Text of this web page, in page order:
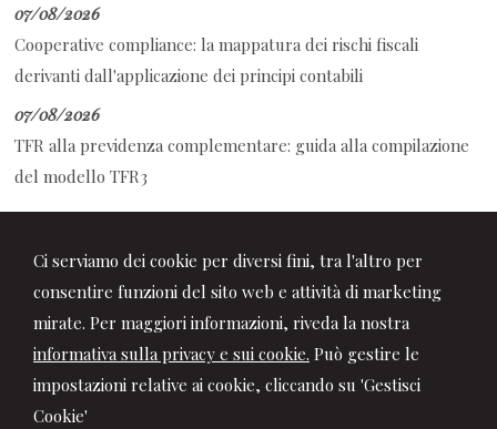
Ci serviamo dei cookie per diversi fini, tra l'altro per
consentire funzioni del sito web e attività di marketing
mirate. Per maggiori informazioni, riveda la nostra
informativa sulla privacy e sui cookie. Può gestire le
impostazioni relative ai cookie, cliccando su 'Gestisci
Cookie'
07/08/2026
Cooperative compliance: la mappatura dei rischi fiscali
derivanti dall'applicazione dei principi contabili
07/08/2026
TFR alla previdenza complementare: guida alla compilazione
del modello TFR3